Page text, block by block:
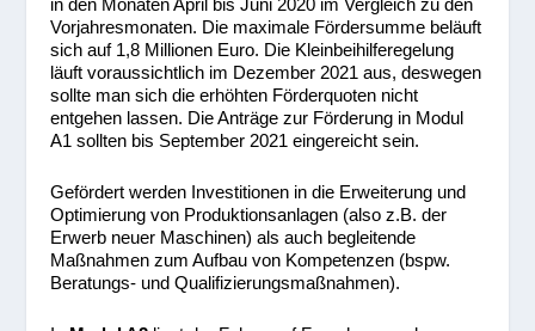
Vorjahresmonaten. Die maximale Fördersumme beläuft
sich auf 1,8 Millionen Euro. Die Kleinbeihilferegelung
läuft voraussichtlich im Dezember 2021 aus, deswegen
sollte man sich die erhöhten Förderquoten nicht
entgehen lassen. Die Anträge zur Förderung in Modul
A1 sollten bis September 2021 eingereicht sein.
Gefördert werden Investitionen in die Erweiterung und
Optimierung von Produktionsanlagen (also z.B. der
Erwerb neuer Maschinen) als auch begleitende
Maßnahmen zum Aufbau von Kompetenzen (bspw.
Beratungs- und Qualifizierungsmaßnahmen).